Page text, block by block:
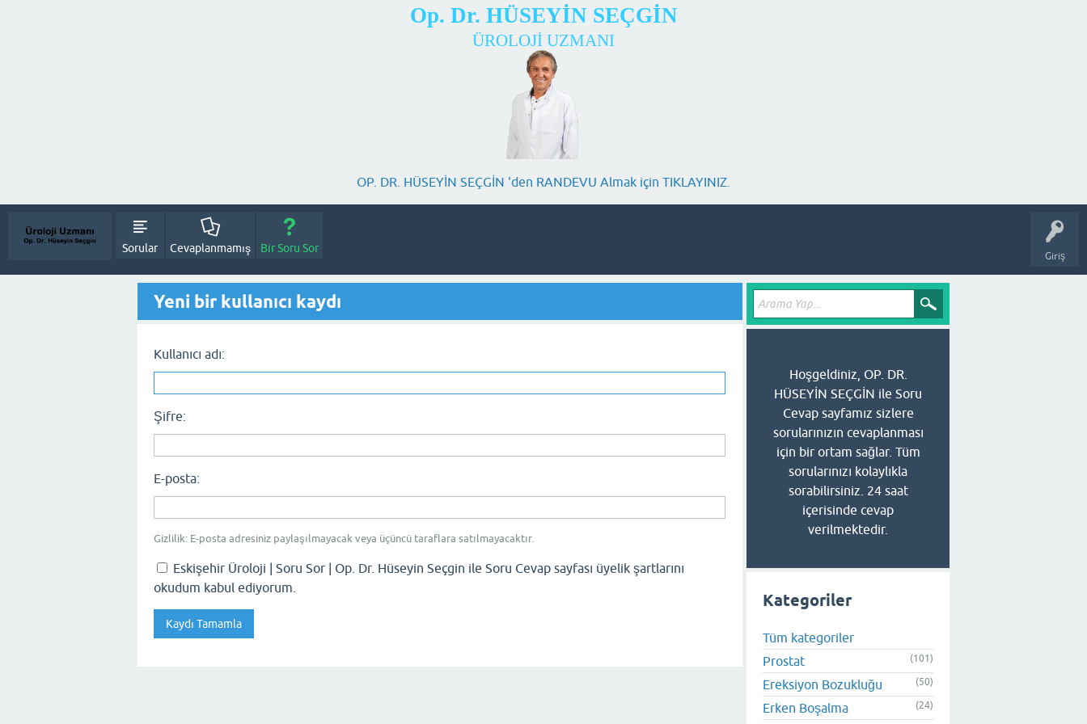
Op. Dr. HÜSEYİN SEÇGİN
ÜROLOJİ UZMANI
OP. DR. HÜSEYİN SEÇGİN 'den RANDEVU Almak için TIKLAYINIZ.
Giriş
Sorular Cevaplanmamış Bir Soru Sor
Yeni bir kullanıcı kaydı
Kullanıcı adı:
Şifre:
E-posta:
Gizlilik: E-posta adresiniz paylaşılmayacak veya üçüncü taraflara satılmayacaktır.
Eskişehir Üroloji | Soru Sor | Op. Dr. Hüseyin Seçgin ile Soru Cevap sayfası üyelik şartlarını
okudum kabul ediyorum.
Hoşgeldiniz, OP. DR.
HÜSEYİN SEÇGİN ile Soru
Cevap sayfamız sizlere
sorularınızın cevaplanması
için bir ortam sağlar. Tüm
sorularınızı kolaylıkla
sorabilirsiniz. 24 saat
içerisinde cevap
verilmektedir.
Kategoriler
Tüm kategoriler
Prostat
(101)
Ereksiyon Bozukluğu (50)
Erken Boşalma (24)